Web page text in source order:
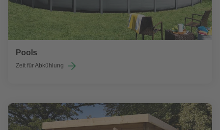
Pools
Zeit für Abkühlung